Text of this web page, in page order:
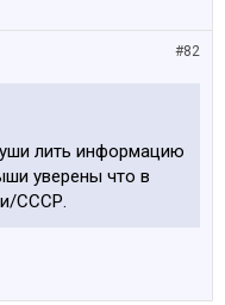
#82
лить информацию
уверены что в
СССР.